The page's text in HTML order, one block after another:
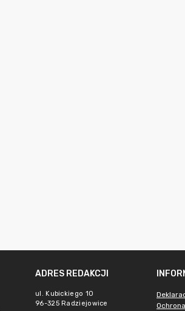
ADRES REDAKCJI
ul. Kubickiego 10
96-325 Radziejowice